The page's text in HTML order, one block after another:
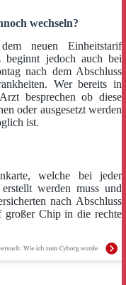
wechseln?
neuen Einheitstarif
beginnt jedoch auch bei
nach dem Abschluss
Wer bereits in
besprechen ob diese
oder ausgesetzt werden
ist.
welche bei jeder
werden muss und
nach Abschluss
großer Chip in die rechte